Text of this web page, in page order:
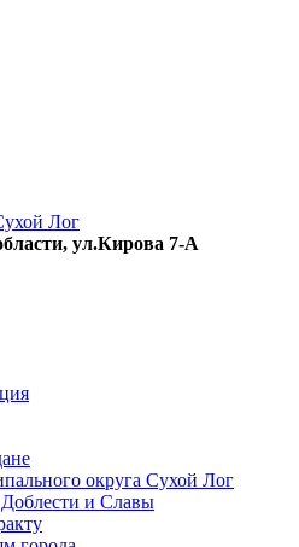
Лог
ул.Кирова 7-А
округа Сухой Лог
и Славы